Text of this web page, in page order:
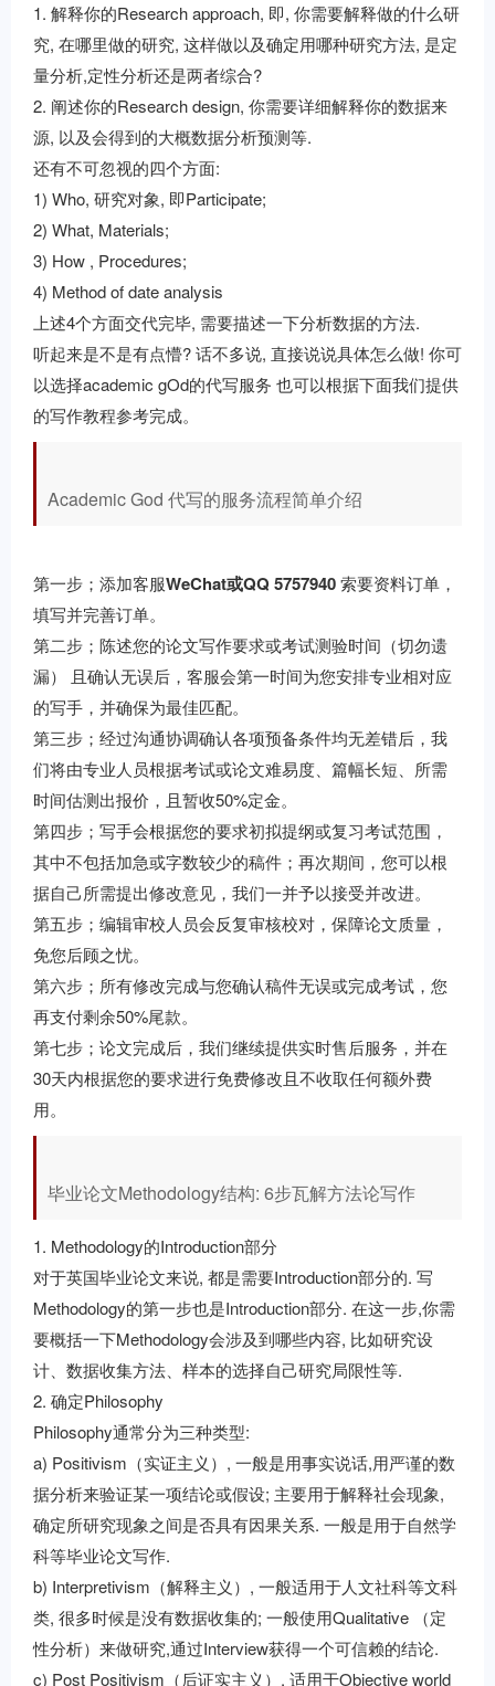
1. 解释你的Research approach, 即, 你需要解释做的什么研
究, 在哪里做的研究, 这样做以及确定用哪种研究方法, 是定
量分析,定性分析还是两者综合?
2. 阐述你的Research design, 你需要详细解释你的数据来
源, 以及会得到的大概数据分析预测等.
还有不可忽视的四个方面:
1) Who, 研究对象, 即Participate;
2) What, Materials;
3) How , Procedures;
4) Method of date analysis
上述4个方面交代完毕, 需要描述一下分析数据的方法.
听起来是不是有点懵? 话不多说, 直接说说具体怎么做! 你可
以选择academic gOd的代写服务 也可以根据下面我们提供
的写作教程参考完成。
Academic God 代写的服务流程简单介绍
第一步；添加客服WeChat或QQ 5757940索要资料订单，
填写并完善订单。
第二步；陈述您的论文写作要求或考试测验时间（切勿遗
漏） 且确认无误后，客服会第一时间为您安排专业相对应
的写手，并确保为最佳匹配。
第三步；经过沟通协调确认各项预备条件均无差错后，我
们将由专业人员根据考试或论文难易度、篇幅长短、所需
时间估测出报价，且暂收50%定金。
第四步；写手会根据您的要求初拟提纲或复习考试范围，
其中不包括加急或字数较少的稿件；再次期间，您可以根
据自己所需提出修改意见，我们一并予以接受并改进。
第五步；编辑审校人员会反复审核校对，保障论文质量，
免您后顾之忧。
第六步；所有修改完成与您确认稿件无误或完成考试，您
再支付剩余50%尾款。
第七步；论文完成后，我们继续提供实时售后服务，并在
30天内根据您的要求进行免费修改且不收取任何额外费
用。
毕业论文Methodology结构: 6步瓦解方法论写作
1. Methodology的Introduction部分
对于英国毕业论文来说, 都是需要Introduction部分的. 写
Methodology的第一步也是Introduction部分. 在这一步,你需
要概括一下Methodology会涉及到哪些内容, 比如研究设
计、数据收集方法、样本的选择自己研究局限性等.
2. 确定Philosophy
Philosophy通常分为三种类型:
a) Positivism（实证主义）, 一般是用事实说话,用严谨的数
据分析来验证某一项结论或假设; 主要用于解释社会现象,
确定所研究现象之间是否具有因果关系. 一般是用于自然学
科等毕业论文写作.
b) Interpretivism（解释主义）, 一般适用于人文社科等文科
类, 很多时候是没有数据收集的; 一般使用Qualitative （定
性分析）来做研究,通过Interview获得一个可信赖的结论.
c) Post Positivism（后证实主义）, 适用于Objective world